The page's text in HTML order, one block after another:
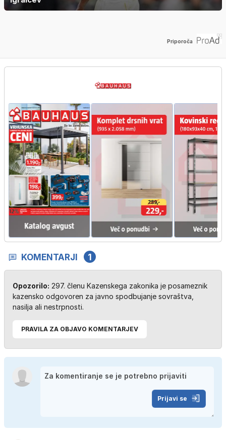
Priporoča
KOMENTARJI 1
Opozorilo: 297. členu Kazenskega zakonika je posameznik
kazensko odgovoren za javno spodbujanje sovraštva,
nasilja ali nestrpnosti.
PRAVILA ZA OBJAVO KOMENTARJEV
Prijavi se